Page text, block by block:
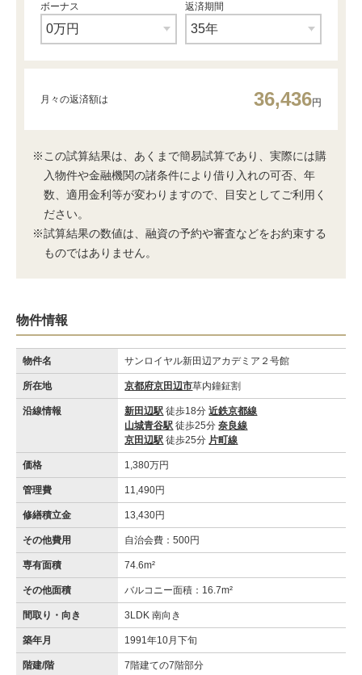
ボーナス 返済期間
月々の返済額は 36,436円
※この試算結果は、あくまで簡易試算であり、実際には購
入物件や金融機関の諸条件により借り入れの可否、年
数、適用金利等が変わりますので、目安としてご利用く
ださい。
※試算結果の数値は、融資の予約や審査などをお約束する
ものではありません。
物件情報
物件名 サンロイヤル新田辺アカデミア２号館
所在地 京都府京田辺市草内鐘鉦割
沿線情報 新田辺駅 徒歩18分近鉄京都線
山城青谷駅 徒歩25分奈良線
京田辺駅 徒歩25分 片町線
価格 1,380万円
管理費 11,490円
修繕積立金 13,430円
その他費用 自治会費：500円
専有面積 74.6m²
その他面積 バルコニー面積：16.7m²
間取り・向き 3LDK 南向き
築年月 1991年10月下旬
階建/階 7階建ての7階部分